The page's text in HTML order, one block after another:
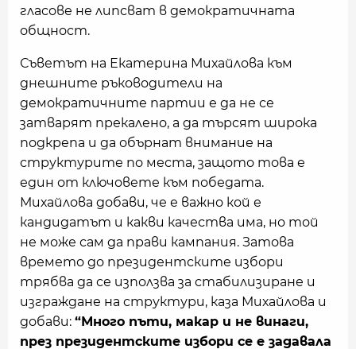
гласове не липсват в демократичната
общност.
Съветът на Екатерина Михайлова към
днешните ръководители на
демократичните партии е да не се
затварят прекалено, а да търсят широка
подкрепа и да обърнат внимание на
структурите по места, защото това е
един от ключовете към победата.
Михайлова добави, че е важно кой е
кандидатът и какви качества има, но той
не може сам да прави кампания. Затова
времето до президентските избори
трябва да се използва за стабилизиране и
изграждане на структури, каза Михайлова и
добави: “Много пъти, макар и не винаги,
през президентските избори се е задавала